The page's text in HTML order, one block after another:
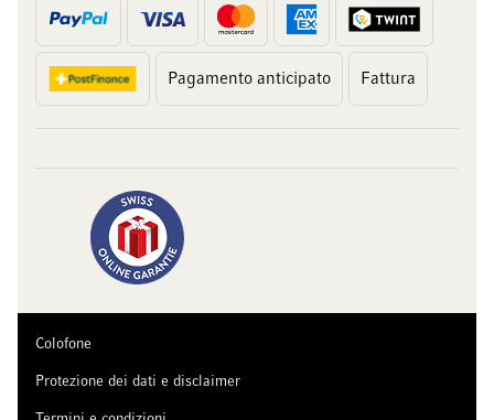
Pagamento anticipato Fattura
Colofone
Protezione dei dati e disclaimer